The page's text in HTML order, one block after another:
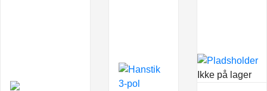
Ikke på lager